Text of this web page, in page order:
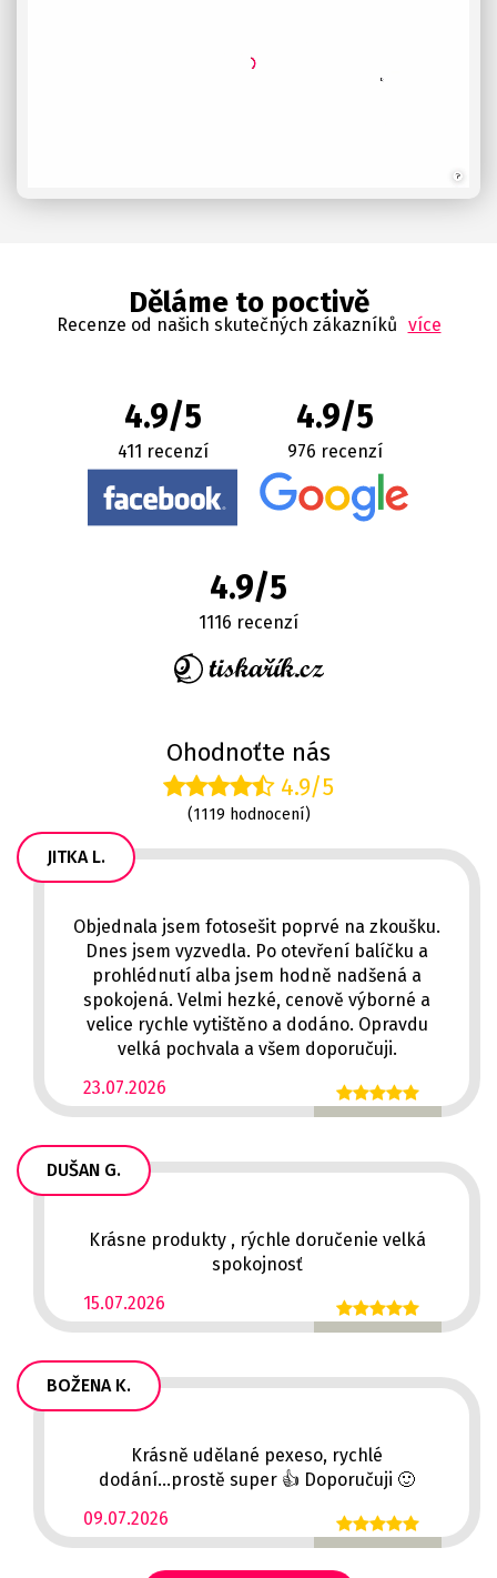
Děláme to poctivě
Recenze od našich skutečných zákazníků více
4.9/5
411 recenzí
4.9/5
976 recenzí
4.9/5
1116 recenzí
Ohodnoťte nás
4.9/5
(1119 hodnocení)
JITKA L.
23.07.2026
Objednala jsem fotosešit poprvé na zkoušku.
Dnes jsem vyzvedla. Po otevření balíčku a
prohlédnutí alba jsem hodně nadšená a
spokojená. Velmi hezké, cenově výborné a
velice rychle vytištěno a dodáno. Opravdu
velká pochvala a všem doporučuji.
DUŠAN G.
15.07.2026
Krásne produkty , rýchle doručenie velká
spokojnosť
BOŽENA K.
09.07.2026
Krásně udělané pexeso, rychlé
dodání...prostě super 👍 Doporučuji 🙂